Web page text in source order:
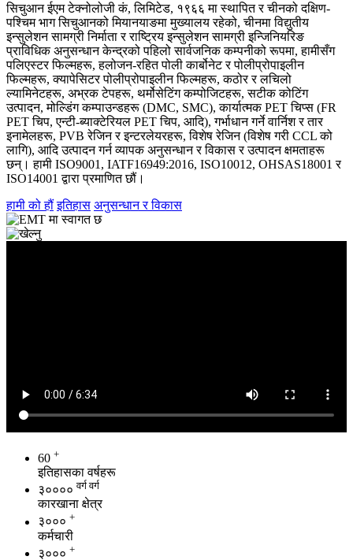
सिचुआन ईएम टेक्नोलोजी कं, लिमिटेड, १९६६ मा स्थापित र चीनको दक्षिण-
पश्चिम भाग सिचुआनको मियानयाङमा मुख्यालय रहेको, चीनमा विद्युतीय
इन्सुलेशन सामग्री निर्माता र राष्ट्रिय इन्सुलेशन सामग्री इन्जिनियरिङ
प्राविधिक अनुसन्धान केन्द्रको पहिलो सार्वजनिक कम्पनीको रूपमा, हामीसँग
पलिएस्टर फिल्महरू, हलोजन-रहित पोली कार्बोनेट र पोलीप्रोपाइलीन
फिल्महरू, क्यापेसिटर पोलीप्रोपाइलीन फिल्महरू, कठोर र लचिलो
ल्यामिनेटहरू, अभ्रक टेपहरू, थर्मोसेटिंग कम्पोजिटहरू, सटीक कोटिंग
उत्पादन, मोल्डिंग कम्पाउन्डहरू (DMC, SMC), कार्यात्मक PET चिप्स (FR
PET चिप, एन्टी-ब्याक्टेरियल PET चिप, आदि), गर्भाधान गर्ने वार्निश र तार
इनामेलहरू, PVB रेजिन र इन्टरलेयरहरू, विशेष रेजिन (विशेष गरी CCL को
लागि), आदि उत्पादन गर्न व्यापक अनुसन्धान र विकास र उत्पादन क्षमताहरू
छन्। हामी ISO9001, IATF16949:2016, ISO10012, OHSAS18001 र
ISO14001 द्वारा प्रमाणित छौं।
हामी को हौं इतिहास अनुसन्धान र विकास
60 +
इतिहासका वर्षहरू
३०००० वर्ग वर्ग
कारखाना क्षेत्र
३००० +
कर्मचारी
३००० +